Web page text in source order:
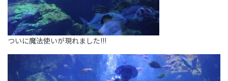
ついに魔法使いが現れました!!!